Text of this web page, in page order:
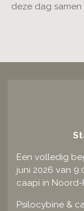
deze dag samen
Een volledig
juni 2026 van
caapi in Noord-
Psilocybine &